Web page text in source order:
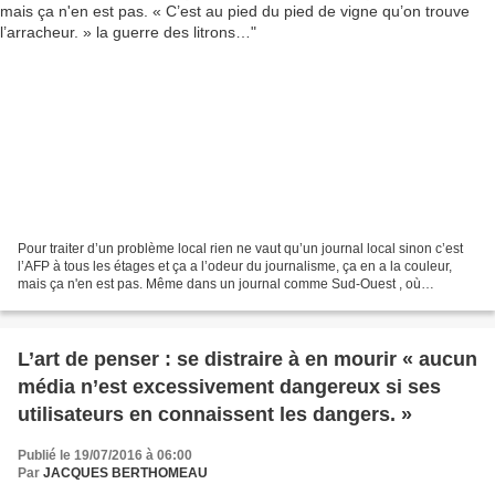
Pour traiter d’un problème local rien ne vaut qu’un journal local sinon c’est
l’AFP à tous les étages et ça a l’odeur du journalisme, ça en a la couleur,
mais ça n'en est pas. Même dans un journal comme Sud-Ouest , où
L’art de penser : se distraire à en mourir « aucun
média n’est excessivement dangereux si ses
utilisateurs en connaissent les dangers. »
Publié le 19/07/2016 à 06:00
Par JACQUES BERTHOMEAU